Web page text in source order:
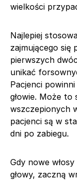
wielkości
Najlepiej
zajmującego się
pierwszych
unikać
Pacjenci
głowie. Może to
wszczepionych
pacjenci są w
dni po zabiegu.
Gdy nowe
głowy, zaczną